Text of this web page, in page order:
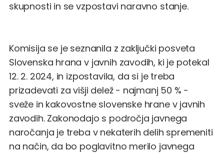
skupnosti in se vzpostavi naravno stanje.
Komisija se je seznanila z zaključki posveta
Slovenska hrana v javnih zavodih, ki je potekal
12. 2. 2024, in izpostavila, da si je treba
prizadevati za višji delež - najmanj 50 % -
sveže in kakovostne slovenske hrane v javnih
zavodih. Zakonodajo s področja javnega
naročanja je treba v nekaterih delih spremeniti
na način, da bo poglavitno merilo javnega